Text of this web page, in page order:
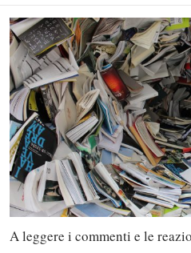
A leggere i commenti e le